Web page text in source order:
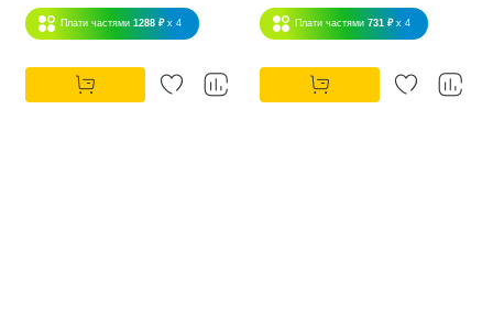
Плати частями 1288 ₽ x 4 Плати частями 731 ₽ x 4